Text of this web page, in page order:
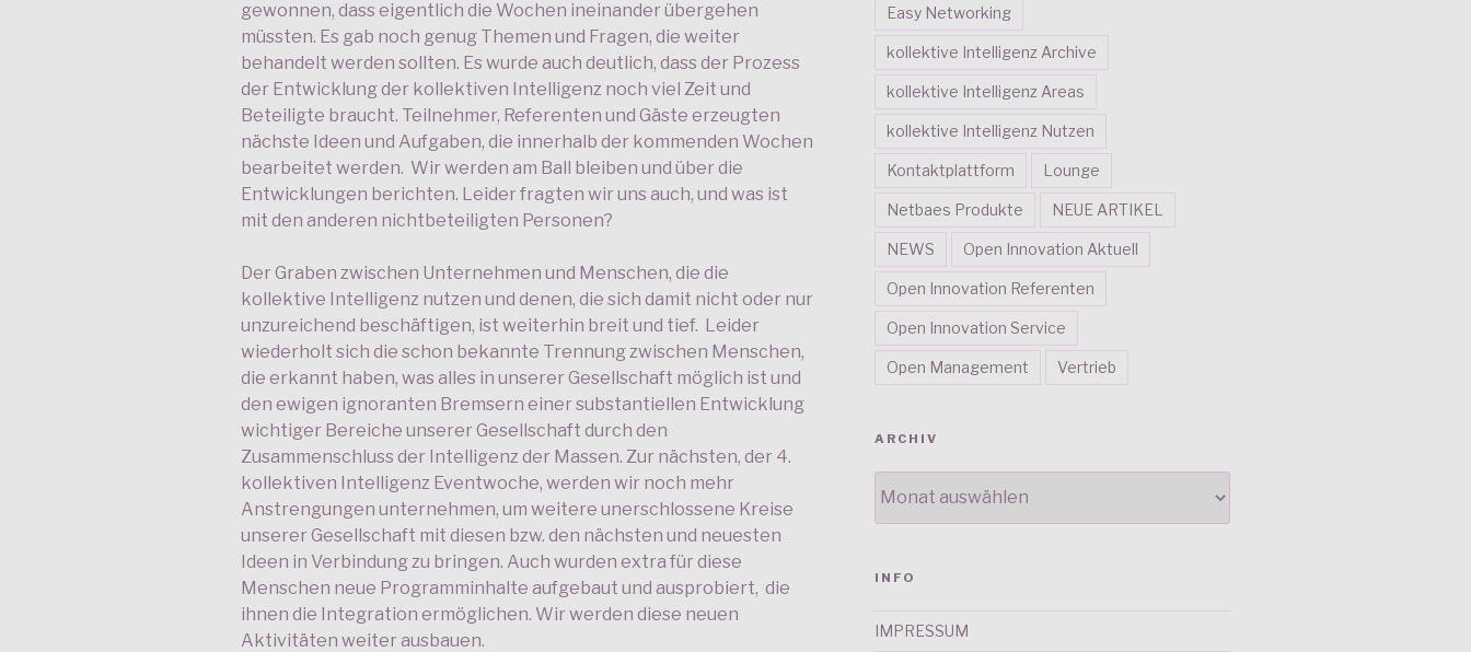
gewonnen, dass eigentlich die Wochen ineinander übergehen
müssten. Es gab noch genug Themen und Fragen, die weiter
behandelt werden sollten. Es wurde auch deutlich, dass der Prozess
der Entwicklung der kollektiven Intelligenz noch viel Zeit und
Beteiligte braucht. Teilnehmer, Referenten und Gäste erzeugten
nächste Ideen und Aufgaben, die innerhalb der kommenden Wochen
bearbeitet werden. Wir werden am Ball bleiben und über die
Entwicklungen berichten. Leider fragten wir uns auch, und was ist
mit den anderen nichtbeteiligten Personen?
Der Graben zwischen Unternehmen und Menschen, die die
kollektive Intelligenz nutzen und denen, die sich damit nicht oder nur
unzureichend beschäftigen, ist weiterhin breit und tief. Leider
wiederholt sich die schon bekannte Trennung zwischen Menschen,
die erkannt haben, was alles in unserer Gesellschaft möglich ist und
den ewigen ignoranten Bremsern einer substantiellen Entwicklung
wichtiger Bereiche unserer Gesellschaft durch den
Zusammenschluss der Intelligenz der Massen. Zur nächsten, der 4.
kollektiven Intelligenz Eventwoche, werden wir noch mehr
Anstrengungen unternehmen, um weitere unerschlossene Kreise
unserer Gesellschaft mit diesen bzw. den nächsten und neuesten
Ideen in Verbindung zu bringen. Auch wurden extra für diese
Menschen neue Programminhalte aufgebaut und ausprobiert, die
ihnen die Integration ermöglichen. Wir werden diese neuen
Aktivitäten weiter ausbauen.
Easy Networking
kollektive Intelligenz Archive
kollektive Intelligenz Areas
kollektive Intelligenz Nutzen
Kontaktplattform Lounge
Netbaes Produkte NEUE ARTIKEL
NEWS Open Innovation Aktuell
Open Innovation Referenten
Open Innovation Service
Open Management Vertrieb
ARCHIV
INFO
IMPRESSUM